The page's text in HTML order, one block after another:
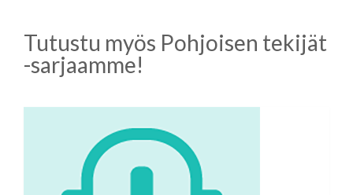
Tutustu myös Pohjoisen tekijät
-sarjaamme!